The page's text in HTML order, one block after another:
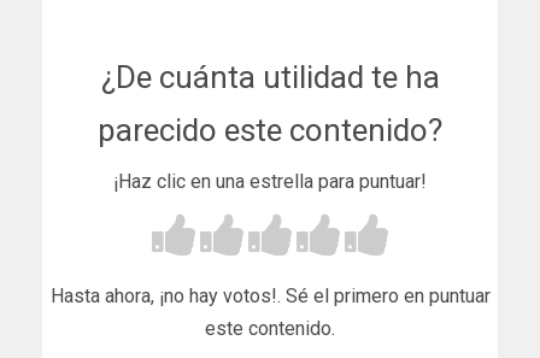
¿De cuánta utilidad te ha
parecido este contenido?
¡Haz clic en una estrella para puntuar!
Hasta ahora, ¡no hay votos!. Sé el primero en puntuar
este contenido.